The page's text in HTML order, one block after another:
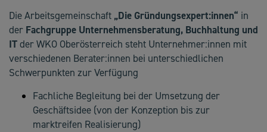
Die Arbeitsgemeinschaft „Die Gründungsexpert:innen“ in
der Fachgruppe Unternehmensberatung, Buchhaltung und
ITder WKO Oberösterreich steht Unternehmer:innen mit
verschiedenen Berater:innen bei unterschiedlichen
Schwerpunkten zur Verfügung
Fachliche Begleitung bei der Umsetzung der
Geschäftsidee (von der Konzeption bis zur
marktreifen Realisierung)